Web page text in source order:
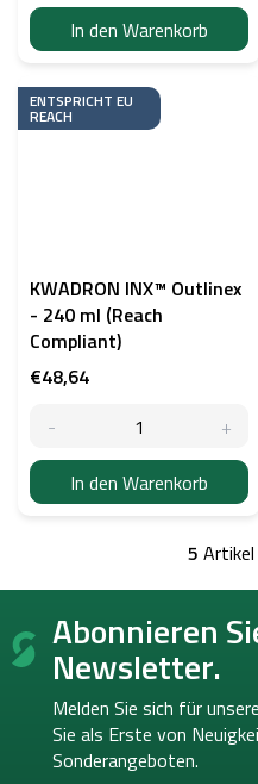
In den Warenkorb
ENTSPRICHT EU
REACH
KWADRON INX™ Outlinex
- 240 ml (Reach
Compliant)
€48,64
In den Warenkorb
5
F
ß Abonnieren
Newsletter.
Melden Sie sich für
Sie als Erste von
Sonderangeboten.